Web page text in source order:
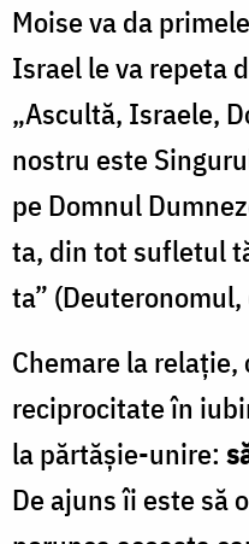
Moise va da
Israel le va repeta
„Ascultă, Israele,
nostru este
pe Domnul
ta, din tot sufletul
ta”
Chemare la relaţie,
reciprocitate în
la părtăşie-unire:
De ajuns îi este să